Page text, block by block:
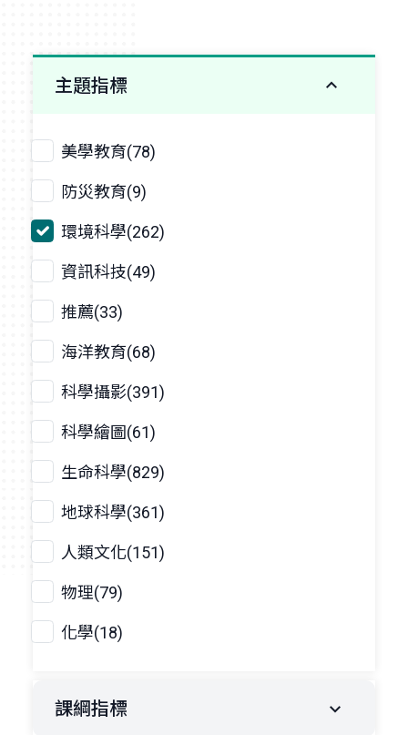
主題指標
美學教育(78)
防災教育(9)
環境科學(262)
資訊科技(49)
推薦(33)
海洋教育(68)
科學攝影(391)
科學繪圖(61)
生命科學(829)
地球科學(361)
人類文化(151)
物理(79)
化學(18)
課綱指標